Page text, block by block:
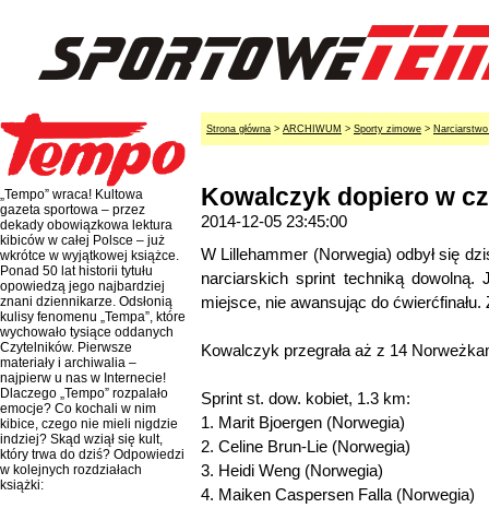
„Tempo” wraca! Kultowa
gazeta sportowa – przez
dekady obowiązkowa lektura
kibiców w całej Polsce – już
wkrótce w wyjątkowej książce.
Ponad 50 lat historii tytułu
opowiedzą jego najbardziej
znani dziennikarze. Odsłonią
kulisy fenomenu „Tempa”, które
wychowało tysiące oddanych
Czytelników. Pierwsze
materiały i archiwalia –
najpierw u nas w Internecie!
Dlaczego „Tempo” rozpalało
emocje? Co kochali w nim
kibice, czego nie mieli nigdzie
indziej? Skąd wziął się kult,
który trwa do dziś? Odpowiedzi
w kolejnych rozdziałach
książki:
Strona główna > ARCHIWUM > Sporty zimowe >
Kowalczyk dopiero w
2014-12-05 23:45:00
W Lillehammer (Norwegia) odbył się
narciarskich sprint techniką dowolną.
miejsce, nie awansując do
Kowalczyk przegrała aż z 14
Sprint st. dow. kobiet, 1.3 km:
1. Marit Bjoergen (Norwegia)
2. Celine Brun-Lie (Norwegia)
3. Heidi Weng (Norwegia)
4. Maiken Caspersen Falla (Norwegia)